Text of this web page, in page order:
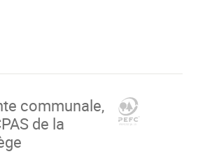
communale,
de la